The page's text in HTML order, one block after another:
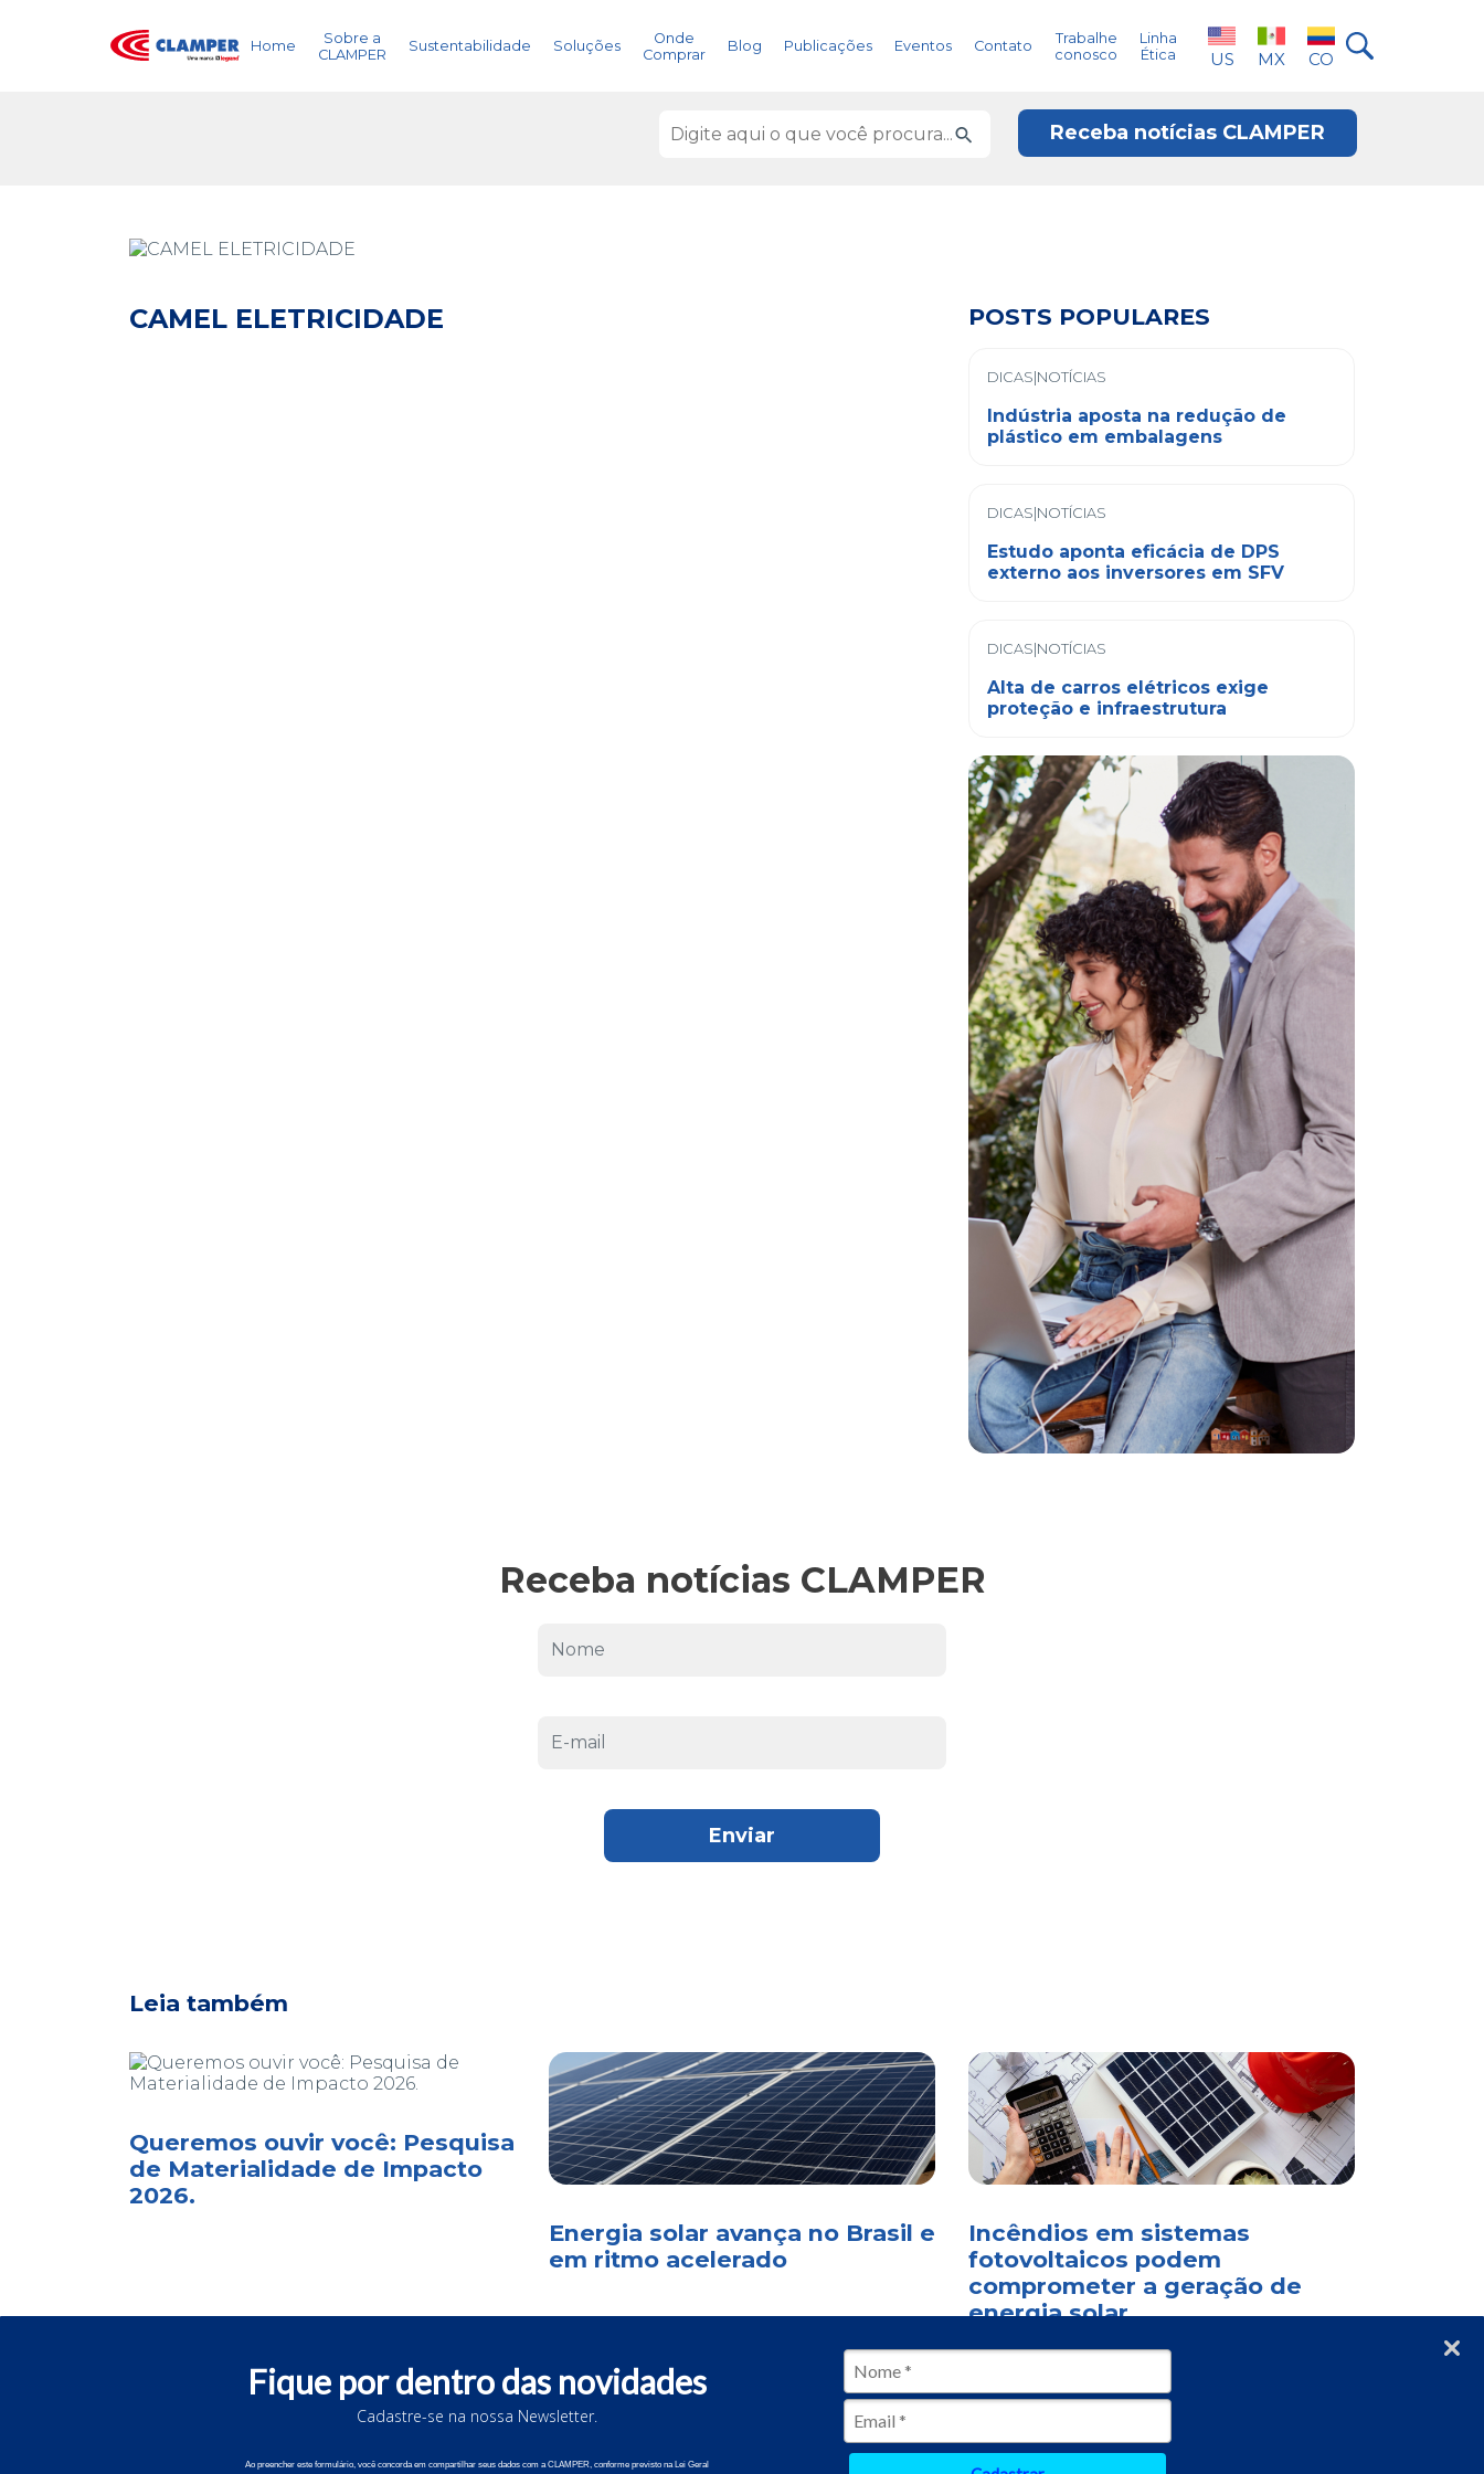
Fique por dentro das novidades
Cadastre-se na nossa Newsletter.
Ao preencher este formulário, você concorda em compartilhar seus dados com a CLAMPER, conforme previsto na Lei Geral
Home
Sobre a
CLAMPER
Sustentabilidade Soluções
Onde
Comprar
Blog Publicações Eventos Contato
Trabalhe
conosco
Linha
Ética
US MX CO
Receba notícias CLAMPER
CAMEL ELETRICIDADE POSTS POPULARES
DICAS|NOTÍCIAS
Indústria aposta na redução de
plástico em embalagens
DICAS|NOTÍCIAS
Estudo aponta eficácia de DPS
externo aos inversores em SFV
DICAS|NOTÍCIAS
Alta de carros elétricos exige
proteção e infraestrutura
Receba notícias CLAMPER
Leia também
Queremos ouvir você: Pesquisa
de Materialidade de Impacto
2026.
Energia solar avança no Brasil e
em ritmo acelerado
Incêndios em sistemas
fotovoltaicos podem
comprometer a geração de
energia solar